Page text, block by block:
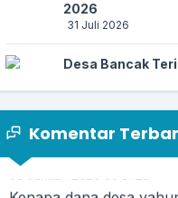
2026
31 Juli 2026
Desa Bancak
Rapat Koordinasi
Pemerintah
17 Juli 2026
Komentar
Alhamdulillah.. Semoga
03 Januari 2026 00:31:29
Kenapa dana desa